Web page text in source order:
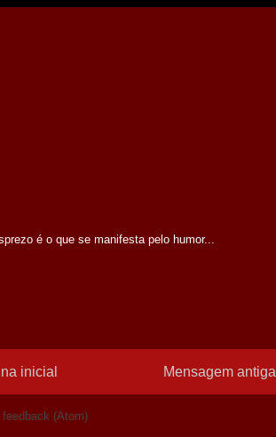
é o que se manifesta pelo humor...
Mensagem antiga
inicial
feedback (Atom)